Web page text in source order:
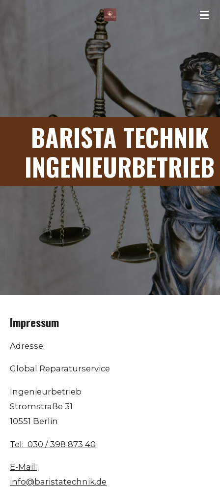
BARISTA TECHNIK
INGENIEURBETRIEB
Impressum
Adresse:
Global Reparaturservice
Ingenieurbetrieb
Stromstraße 31
10551 Berlin
Tel: 030 / 398 873 40
E-Mail:
info@baristatechnik.de